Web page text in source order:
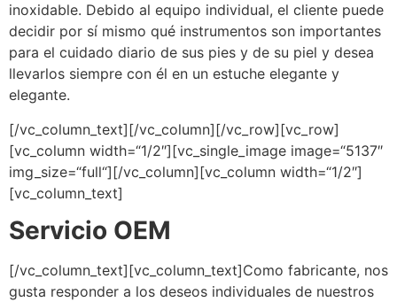
inoxidable. Debido al equipo individual, el cliente puede
decidir por sí mismo qué instrumentos son importantes
para el cuidado diario de sus pies y de su piel y desea
llevarlos siempre con él en un estuche elegante y
elegante.
[/vc_column_text][/vc_column][/vc_row][vc_row]
[vc_column width=“1/2″][vc_single_image image=“5137″
img_size=“full“][/vc_column][vc_column width=“1/2″]
[vc_column_text]
Servicio OEM
[/vc_column_text][vc_column_text]Como fabricante, nos
gusta responder a los deseos individuales de nuestros